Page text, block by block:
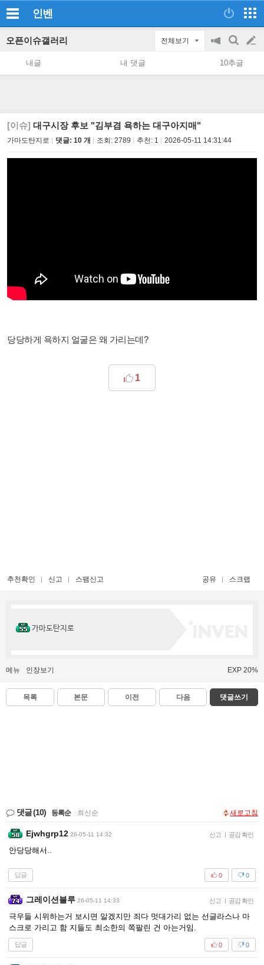
인벤
오픈이슈갤러리 전체보기
공
지
on/off
검
색
글
쓰
내글 내 댓글 10추글
[이슈] 대구시장 후보 "김부겸 욕하는 대구아지매"
가마도탄지로 댓글: 10 개 조회: 2789 추천: 1 2026-05-11 14:31:44
당당하게 욕하지 얼굴은 왜 가리는데?
1
추천확인 신고 스팸신고 공유 스크랩
가마도탄지로
메뉴 인장보기 EXP 20%
목록 본문 이전 다음 댓글쓰기
댓글(10) 등록순 최신순 새로고침
Ejwhgrp12 26-05-11 14:32 신고 | 공감 확인
안당당해서..
답글 0
0
그레이션블루 26-05-11 14:33 신고 | 공감 확인
극우들 시위하는거 보시면 알겠지만 죄다 멋대가리 없는 선글라스나 마
스크로 가리고 함 지들도 최소한의 쪽팔린 건 아는거임.
답글 0
0